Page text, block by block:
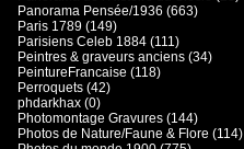
Panorama Pensée/1936 (663)
Paris 1789 (149)
Parisiens Celeb 1884 (111)
Peintres & graveurs anciens (34)
PeintureFrancaise (118)
Perroquets (42)
phdarkhax (0)
Photomontage Gravures (144)
Photos de Nature/Faune & Flore (114)